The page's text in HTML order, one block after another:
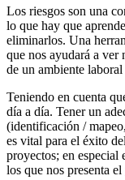
Los riesgos son una
lo que hay que
eliminarlos. Una
que nos ayudará a ver
de un ambiente
Teniendo en cuenta
día a día. Tener un
(identificación /
es vital para el éxito
proyectos; en especial
los que nos presenta el